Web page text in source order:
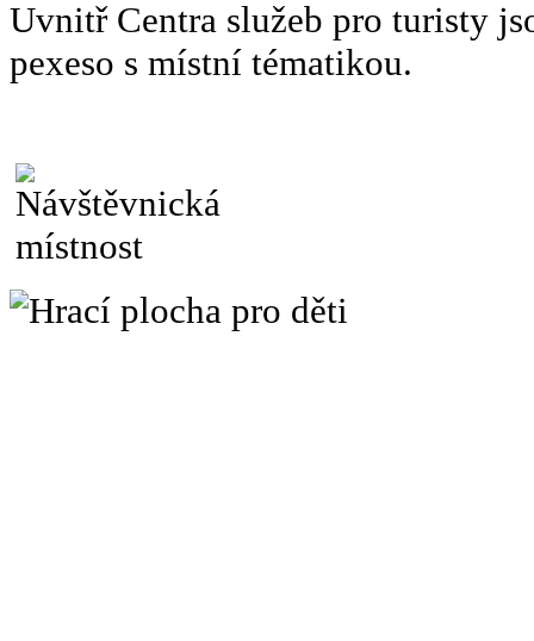
Uvnitř Centra služeb pro turisty
pexeso s místní tématikou.